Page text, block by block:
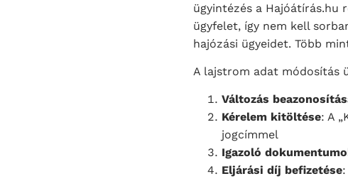
ügyintézés a Hajóátírás.hu
ügyfelet, így nem kell
hajózási ügyeidet. Több
A lajstrom adat módosítás
Változás
Kérelem kitöltése: A
jogcímmel
Igazoló
Eljárási díj befizetése